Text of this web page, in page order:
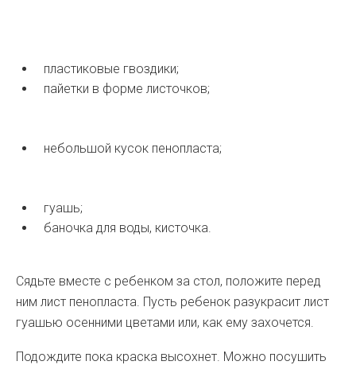
пластиковые гвоздики;
пайетки в форме листочков;
небольшой кусок пенопласта;
гуашь;
баночка для воды, кисточка.
Сядьте вместе с ребенком за стол, положите перед
ним лист пенопласта. Пусть ребенок разукрасит лист
гуашью осенними цветами или, как ему захочется.
Подождите пока краска высохнет. Можно посушить